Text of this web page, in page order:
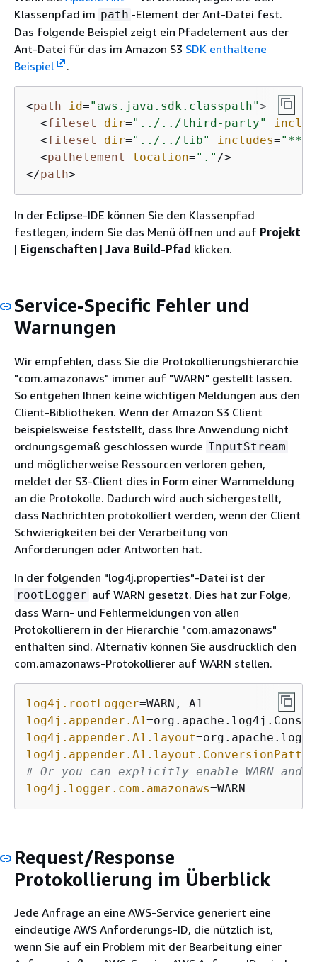
Klassenpfad im path -Element der Ant-Datei fest.
Das folgende Beispiel zeigt ein Pfadelement aus der
Ant-Datei für das im Amazon S3 SDK enthaltene
Beispiel
.
<path id="aws.java.sdk.classpath">
<fileset dir="../../third-party"
<fileset dir="../../lib" includes="**/
<pathelement location="." />
</path>
In der Eclipse-IDE können Sie den Klassenpfad
festlegen, indem Sie das Menü öffnen und auf Projekt
| Eigenschaften | Java Build-Pfad klicken.
Service-Specific Fehler und
Warnungen
Wir empfehlen, dass Sie die Protokollierungshierarchie
"com.amazonaws" immer auf "WARN" gestellt lassen.
So entgehen Ihnen keine wichtigen Meldungen aus den
Client-Bibliotheken. Wenn der Amazon S3 Client
beispielsweise feststellt, dass Ihre Anwendung nicht
ordnungsgemäß geschlossen wurde InputStream
und möglicherweise Ressourcen verloren gehen,
meldet der S3-Client dies in Form einer Warnmeldung
an die Protokolle. Dadurch wird auch sichergestellt,
dass Nachrichten protokolliert werden, wenn der Client
Schwierigkeiten bei der Verarbeitung von
Anforderungen oder Antworten hat.
In der folgenden "log4j.properties"-Datei ist der
rootLogger auf WARN gesetzt. Dies hat zur Folge,
dass Warn- und Fehlermeldungen von allen
Protokollierern in der Hierarchie "com.amazonaws"
enthalten sind. Alternativ können Sie ausdrücklich den
com.amazonaws-Protokollierer auf WARN stellen.
log4j.rootLogger
log4j.appender.A1
log4j.appender.A1.layout
# Or you can explicitly enable WARN and
log4j.logger.com.amazonaws=WARN
Request/Response
Protokollierung im Überblick
Jede Anfrage an eine AWS-Service generiert eine
eindeutige AWS Anforderungs-ID, die nützlich ist,
wenn Sie auf ein Problem mit der Bearbeitung einer